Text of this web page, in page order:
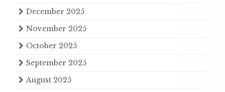
December 2025
November 2025
October 2025
September 2025
August 2025